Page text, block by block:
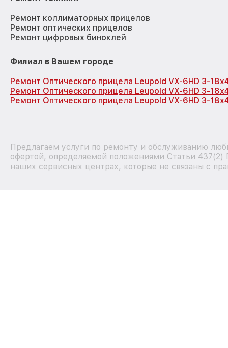
Ремонт коллиматорных прицелов
Ремонт оптических прицелов
Ремонт цифровых биноклей
Филиал в Вашем городе
Ремонт Оптического прицела Leupold VX-6HD 3-
Ремонт Оптического прицела Leupold VX-6HD 3-
Ремонт Оптического прицела Leupold VX-6HD 3-
Предлагаем услуги по ремонту и обслуживанию
офертой, определяемой положениями Статьи 437(2)
наших сервисных центрах, которые не связаны с